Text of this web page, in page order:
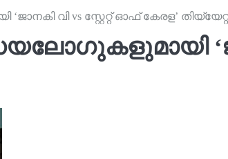
വി vs സ്റ്റേറ്റ് ഓഫ് കേരള’